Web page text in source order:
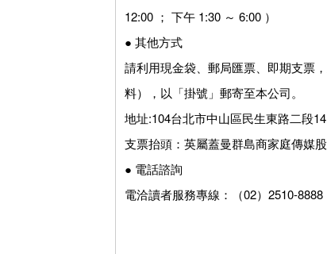
12:00 ； 下午 1:30 ～ 6:00 ）
● 其他方式
請利用現金袋、郵局匯票、即期支票
料），以「掛號」郵寄至本公司。
地址:104台北市中山區民生東路二段
支票抬頭：英屬蓋曼群島商家庭傳媒
● 電話諮詢
電洽讀者服務專線：（02）2510-8888